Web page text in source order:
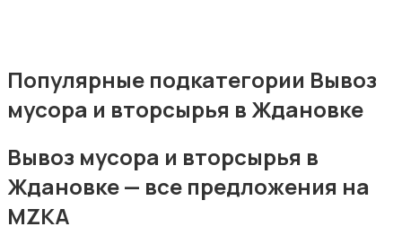
Популярные подкатегории Вывоз
мусора и вторсырья в Ждановке
Вывоз мусора и вторсырья в
Ждановке — все предложения на
MZKA